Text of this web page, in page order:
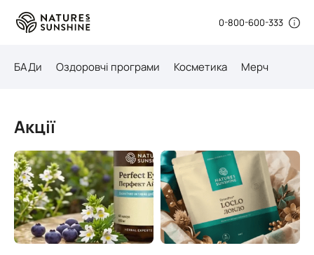
0-800-600-333
БАДи Оздоровчі програми Косметика Мерч
Акції